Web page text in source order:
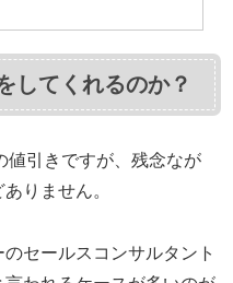
してくれるのか？
値引きですが、残念なが
りません。
セールスコンサルタント